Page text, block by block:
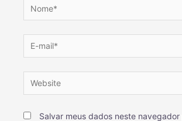
Salvar meus dados neste navegador